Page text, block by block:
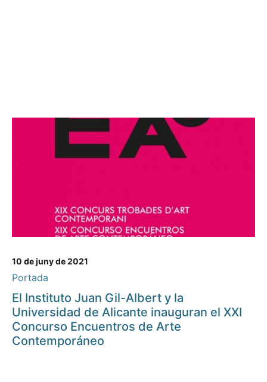
10 de juny de 2021
Portada
El Instituto Juan Gil-Albert y la
Universidad de Alicante inauguran el XXI
Concurso Encuentros de Arte
Contemporáneo